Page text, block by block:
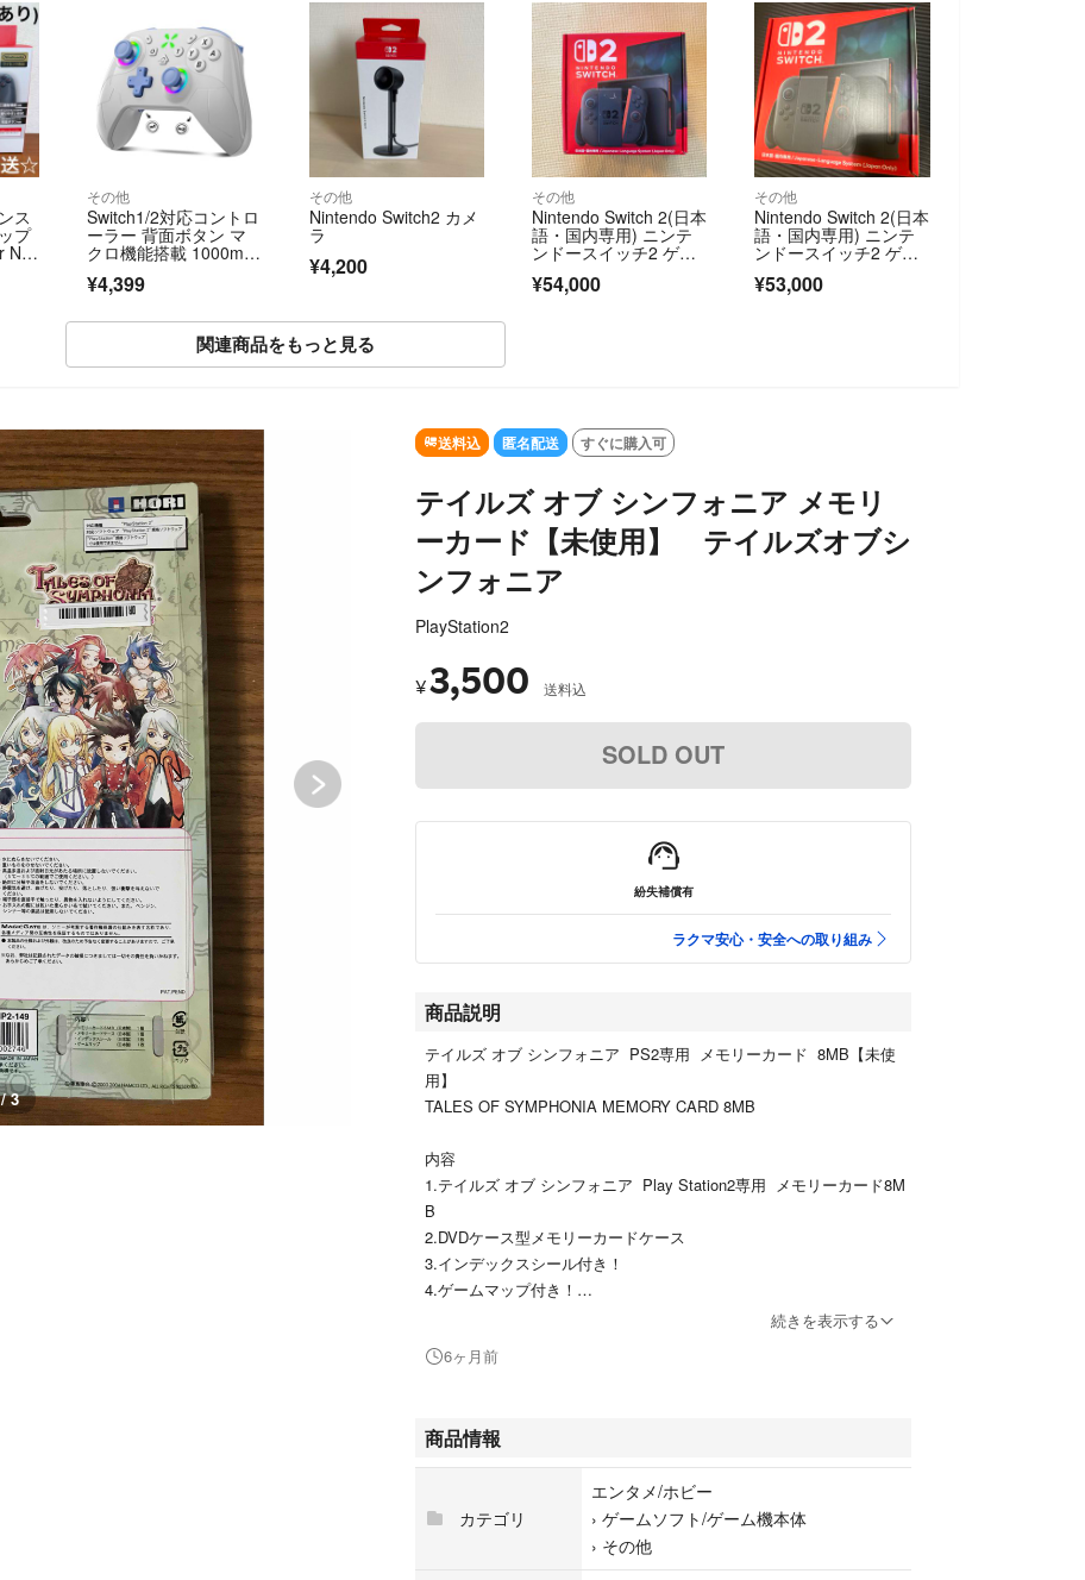
ス
プ
Nin
その他
Switch1/2対応コントロ
ーラー 背面ボタン マ
クロ機能搭載 1000mA
¥4,399
その他
Nintendo Switch2 カメ
ラ
¥4,200
その他
Nintendo Switch 2(日本
語・国内専用) ニンテ
ンドースイッチ2 ゲー
¥54,000
その他
Nintendo Switch 2(日本
語・国内専用) ニンテ
ンドースイッチ2 ゲー
¥53,000
関連商品をもっと見る
SOLD OUT
3
送料込 匿名配送 すぐに購入可
テイルズ オブ シンフォニア メモリ
ーカード【未使用】 テイルズオブシ
ンフォニア
PlayStation2
¥3,500 送料込
SOLD OUT
紛失補償有
ラクマ安心・安全への取り組み
商品説明
テイルズ オブ シンフォニア PS2専用 メモリーカード 8MB【未使
用】
TALES OF SYMPHONIA MEMORY CARD 8MB
内容
1.テイルズ オブ シンフォニア Play Station2専用 メモリーカード8M
B
2.DVDケース型メモリーカードケース
3.インデックスシール付き！
4.ゲームマップ付き！
※個人保管のためホコリ侵入や経年変化にご理解の上お求め下さい。
#テイルズ #シンフォニア
続きを表示する
6ヶ月前
商品情報
カテゴリ
エンタメ/ホビー
› ゲームソフト/ゲーム機本体
› その他